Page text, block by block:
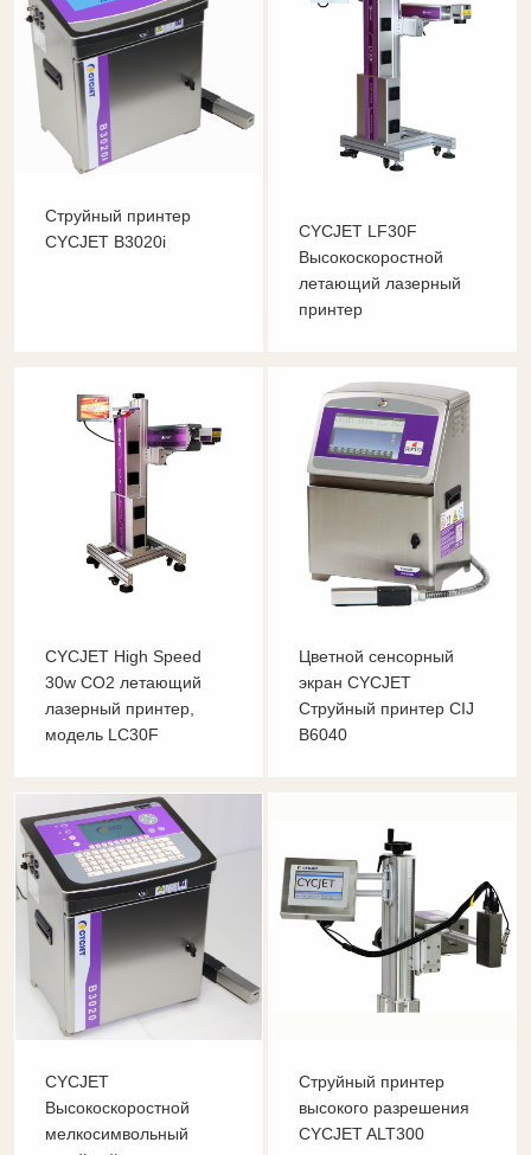
Струйный принтер
CYCJET B3020i
CYCJET LF30F
Высокоскоростной
летающий лазерный
принтер
CYCJET High Speed
30w CO2 летающий
лазерный принтер,
модель LC30F
Цветной сенсорный
экран CYCJET
Струйный принтер CIJ
B6040
CYCJET
Высокоскоростной
мелкосимвольный
Струйный принтер
высокого разрешения
CYCJET ALT300